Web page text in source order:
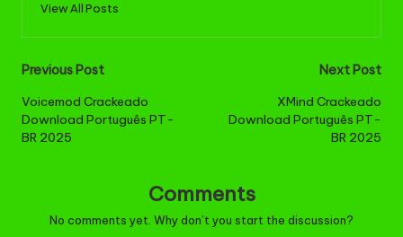
View All Posts
Post
navigation
Previous Post
Voicemod Crackeado
Download Português PT-
BR 2025
Next Post
XMind Crackeado
Download Português PT-
BR 2025
Comments
No comments yet. Why don’t you start the discussion?